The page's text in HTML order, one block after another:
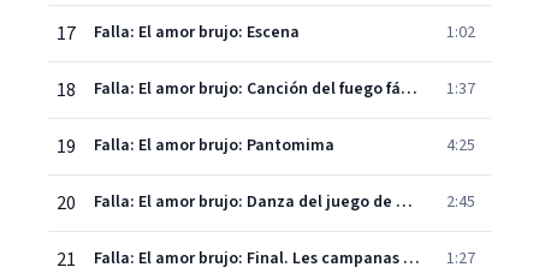
17 Falla: El amor brujo: Escena 1:02
18 Falla: El amor brujo: Canción del fuego fátuo 1:37
19 Falla: El amor brujo: Pantomima 4:25
20 Falla: El amor brujo: Danza del juego de amor 2:45
21 Falla: El amor brujo: Final. Les campanas del amanecer 1:27